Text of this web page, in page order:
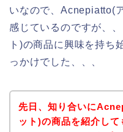
いなので、Acnepiatto(
感じているのですが、
ト)の商品に興味を持ち
っかけでした、、、
先日、知り合いに
ット)の商品を紹介して